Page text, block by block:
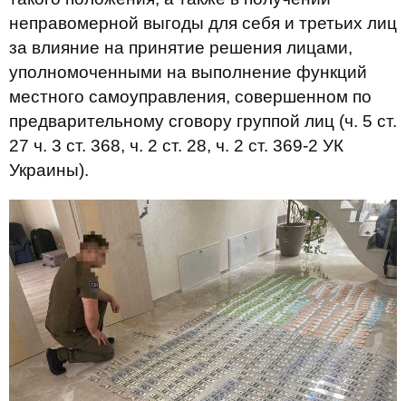
неправомерной выгоды для себя и третьих лиц
за влияние на принятие решения лицами,
уполномоченными на выполнение функций
местного самоуправления, совершенном по
предварительному сговору группой лиц (ч. 5 ст.
27 ч. 3 ст. 368, ч. 2 ст. 28, ч. 2 ст. 369-2 УК
Украины).